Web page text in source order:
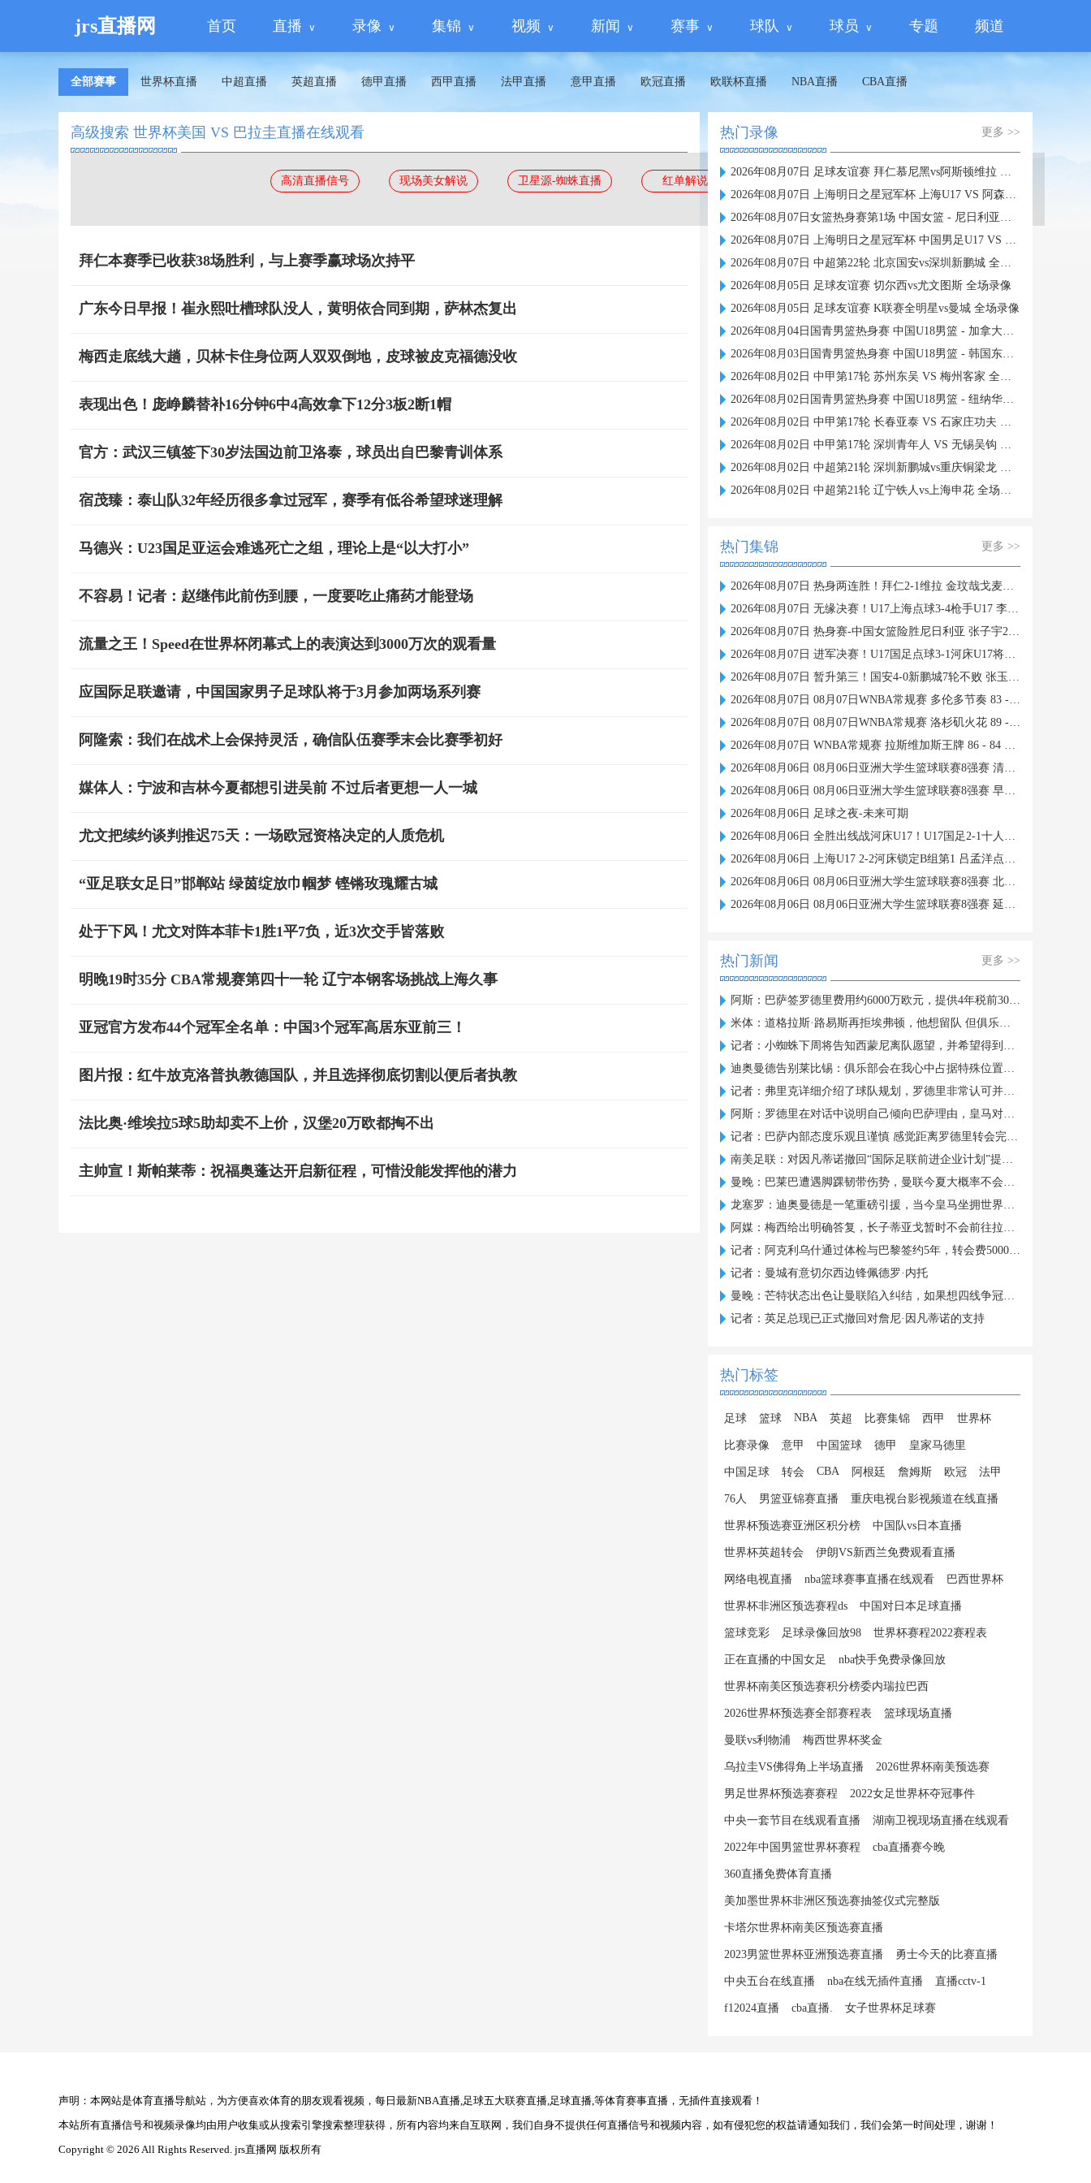
jrs直播网 首页 直播 录像 集锦 视频 新闻 赛事 球队 球员 专题 频道
全部赛事 世界杯直播 中超直播 英超直播 德甲直播 西甲直播 法甲直播 意甲直播 欧冠直播 欧联杯直播 NBA直播 CBA直播
高级搜索 世界杯美国 VS 巴拉圭直播在线观看
高清直播信号 现场美女解说 卫星源-蜘蛛直播 红单解说 蜘蛛直播
拜仁本赛季已收获38场胜利，与上赛季赢球场次持平
广东今日早报！崔永熙吐槽球队没人，黄明依合同到期，萨林杰复出
梅西走底线大趟，贝林卡住身位两人双双倒地，皮球被皮克福德没收
表现出色！庞峥麟替补16分钟6中4高效拿下12分3板2断1帽
官方：武汉三镇签下30岁法国边前卫洛泰，球员出自巴黎青训体系
宿茂臻：泰山队32年经历很多拿过冠军，赛季有低谷希望球迷理解
马德兴：U23国足亚运会难逃死亡之组，理论上是“以大打小”
不容易！记者：赵继伟此前伤到腰，一度要吃止痛药才能登场
流量之王！Speed在世界杯闭幕式上的表演达到3000万次的观看量
应国际足联邀请，中国国家男子足球队将于3月参加两场系列赛
阿隆索：我们在战术上会保持灵活，确信队伍赛季末会比赛季初好
媒体人：宁波和吉林今夏都想引进吴前 不过后者更想一人一城
尤文把续约谈判推迟75天：一场欧冠资格决定的人质危机
“亚足联女足日”邯郸站 绿茵绽放巾帼梦 铿锵玫瑰耀古城
处于下风！尤文对阵本菲卡1胜1平7负，近3次交手皆落败
明晚19时35分 CBA常规赛第四十一轮 辽宁本钢客场挑战上海久事
亚冠官方发布44个冠军全名单：中国3个冠军高居东亚前三！
图片报：红牛放克洛普执教德国队，并且选择彻底切割以便后者执教
法比奥·维埃拉5球5助却卖不上价，汉堡20万欧都掏不出
主帅宣！斯帕莱蒂：祝福奥蓬达开启新征程，可惜没能发挥他的潜力
热门录像 更多 >>
2026年08月07日 足球友谊赛 拜仁慕尼黑vs阿斯顿维拉 全场录像
2026年08月07日 上海明日之星冠军杯 上海U17 VS 阿森纳U17 全场录像
2026年08月07日女篮热身赛第1场 中国女篮 - 尼日利亚女篮 全场录像
2026年08月07日 上海明日之星冠军杯 中国男足U17 VS 河床U17 全场录像
2026年08月07日 中超第22轮 北京国安vs深圳新鹏城 全场录像
2026年08月05日 足球友谊赛 切尔西vs尤文图斯 全场录像
2026年08月05日 足球友谊赛 K联赛全明星vs曼城 全场录像
2026年08月04日国青男篮热身赛 中国U18男篮 - 加拿大大卫·安篮球学院 全场录像
2026年08月03日国青男篮热身赛 中国U18男篮 - 韩国东国大学 全场录像
2026年08月02日 中甲第17轮 苏州东吴 VS 梅州客家 全场录像
2026年08月02日国青男篮热身赛 中国U18男篮 - 纽纳华丁闪电队 全场录像
2026年08月02日 中甲第17轮 长春亚泰 VS 石家庄功夫 全场录像
2026年08月02日 中甲第17轮 深圳青年人 VS 无锡吴钩 全场录像
2026年08月02日 中超第21轮 深圳新鹏城vs重庆铜梁龙 全场录像
2026年08月02日 中超第21轮 辽宁铁人vs上海申花 全场录像
热门集锦 更多 >>
2026年08月07日 热身两连胜！拜仁2-1维拉 金玟哉戈麦斯破门迪亚斯替补建功
2026年08月07日 无缘决赛！U17上海点球3-4枪手U17 李秋甫、李文博失点王启戎扑点
2026年08月07日 热身赛-中国女篮险胜尼日利亚 张子宇24+11 杨舒予12+6
2026年08月07日 进军决赛！U17国足点球3-1河床U17将战阿森纳 江宇涵替补两扑点
2026年08月07日 暂升第三！国安4-0新鹏城7轮不败 张玉宁传射达万双响法比奥破门
2026年08月07日 08月07日WNBA常规赛 多伦多节奏 83 - 97 波特兰火焰 集锦
2026年08月07日 08月07日WNBA常规赛 洛杉矶火花 89 - 82 明尼苏达山猫 全场集锦
2026年08月07日 WNBA常规赛 拉斯维加斯王牌 86 - 84 印第安纳狂热 全场集锦
2026年08月06日 08月06日亚洲大学生篮球联赛8强赛 清华大学 85 - 81 菲律宾大学 集锦
2026年08月06日 08月06日亚洲大学生篮球联赛8强赛 早稻田大学 78 - 71 高丽大学 集锦
2026年08月06日 足球之夜-未来可期
2026年08月06日 全胜出线战河床U17！U17国足2-1十人药厂U17 赵松源登场1分钟传射
2026年08月06日 上海U17 2-2河床锁定B组第1 吕孟洋点射阿布力米破门 将战A组第2
2026年08月06日 08月06日亚洲大学生篮球联赛8强赛 北京大学 77 - 79 上海交通大学 集锦
2026年08月06日 08月06日亚洲大学生篮球联赛8强赛 延世大学 67 - 72 政治大学 集锦
热门新闻 更多 >>
阿斯：巴萨签罗德里费用约6000万欧元，提供4年税前3000万欧合同
米体：道格拉斯·路易斯再拒埃弗顿，他想留队 但俱乐部尚未敲定
记者：小蜘蛛下周将告知西蒙尼离队愿望，并希望得到理解和帮助
迪奥曼德告别莱比锡：俱乐部会在我心中占据特殊位置，感谢所有
记者：弗里克详细介绍了球队规划，罗德里非常认可并选择加盟巴萨
阿斯：罗德里在对话中说明自己倾向巴萨理由，皇马对此理解＆祝好
记者：巴萨内部态度乐观且谨慎 感觉距离罗德里转会完成更近了
南美足联：对因凡蒂诺撤回“国际足联前进企业计划”提案表示欢迎
曼晚：巴莱巴遭遇脚踝韧带伤势，曼联今夏大概率不会继续追求他
龙塞罗：迪奥曼德是一笔重磅引援，当今皇马坐拥世界独一档攻击线
阿媒：梅西给出明确答复，长子蒂亚戈暂时不会前往拉玛西亚青训
记者：阿克利乌什通过体检与巴黎签约5年，转会费5000万欧元
记者：曼城有意切尔西边锋佩德罗·内托
曼晚：芒特状态出色让曼联陷入纠结，如果想四线争冠可能还得买人
记者：英足总现已正式撤回对詹尼·因凡蒂诺的支持
热门标签
足球 篮球 NBA 英超 比赛集锦 西甲 世界杯
比赛录像 意甲 中国篮球 德甲 皇家马德里
中国足球 转会 CBA 阿根廷 詹姆斯 欧冠 法甲
76人 男篮亚锦赛直播 重庆电视台影视频道在线直播
世界杯预选赛亚洲区积分榜 中国队vs日本直播
世界杯英超转会 伊朗VS新西兰免费观看直播
网络电视直播 nba篮球赛事直播在线观看 巴西世界杯
世界杯非洲区预选赛程ds 中国对日本足球直播
篮球竞彩 足球录像回放98 世界杯赛程2022赛程表
正在直播的中国女足 nba快手免费录像回放
世界杯南美区预选赛积分榜委内瑞拉巴西
2026世界杯预选赛全部赛程表 篮球现场直播
曼联vs利物浦 梅西世界杯奖金
乌拉圭VS佛得角上半场直播 2026世界杯南美预选赛
男足世界杯预选赛赛程 2022女足世界杯夺冠事件
中央一套节目在线观看直播 湖南卫视现场直播在线观看
2022年中国男篮世界杯赛程 cba直播赛今晚
360直播免费体育直播
美加墨世界杯非洲区预选赛抽签仪式完整版
卡塔尔世界杯南美区预选赛直播
2023男篮世界杯亚洲预选赛直播 勇士今天的比赛直播
中央五台在线直播 nba在线无插件直播 直播cctv-1
f12024直播 cba直播. 女子世界杯足球赛
声明：本网站是体育直播导航站，为方便喜欢体育的朋友观看视频，每日最新NBA直播,足球五大联赛直播,足球直播,等体育赛事直播，无插件直接观看！
本站所有直播信号和视频录像均由用户收集或从搜索引擎搜索整理获得，所有内容均来自互联网，我们自身不提供任何直播信号和视频内容，如有侵犯您的权益请通知我们，我们会第一时间处理，谢谢！
Copyright © 2026 All Rights Reserved. jrs直播网 版权所有